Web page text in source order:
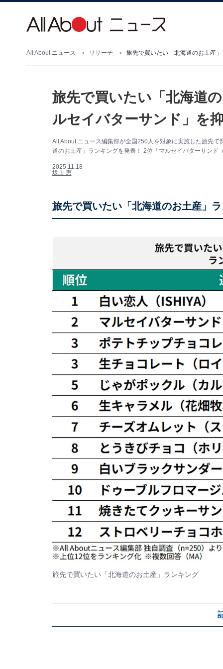
All About ニュース リサーチ
旅先で買いたい「北海道
ルセイバターサンド」を
All About ニュース編集部が全国250人を対象に実施した旅先
道のお土産」ランキングを発表！ 2位「マルセイバターサンド
2025.11.18
坂上 恵
旅先で買いたい「北海道のお土産」
旅先で買いたい「北海道のお土産」ランキング